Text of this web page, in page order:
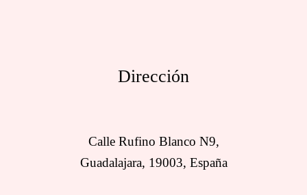
Dirección
Calle Rufino Blanco N9,
Guadalajara, 19003, España